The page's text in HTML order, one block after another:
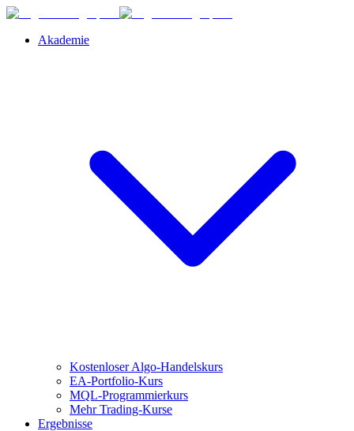
Akademie
Kostenloser Algo-Handelskurs
EA-Portfolio-Kurs
MQL-Programmierkurs
Mehr Trading-Kurse
Ergebnisse